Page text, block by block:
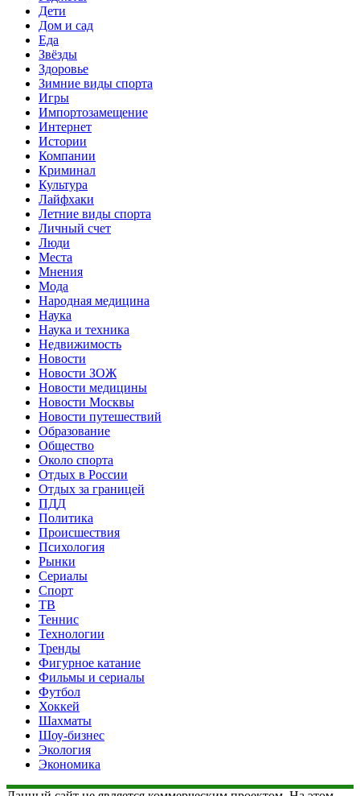
Дети
Дом и сад
Еда
Звёзды
Здоровье
Зимние виды спорта
Игры
Импортозамещение
Интернет
Истории
Компании
Криминал
Культура
Лайфхаки
Летние виды спорта
Личный счет
Люди
Места
Мнения
Мода
Народная медицина
Наука
Наука и техника
Недвижимость
Новости
Новости ЗОЖ
Новости медицины
Новости Москвы
Новости путешествий
Образование
Общество
Около спорта
Отдых в России
Отдых за границей
ПДД
Политика
Происшествия
Психология
Рынки
Сериалы
Спорт
ТВ
Теннис
Технологии
Тренды
Фигурное катание
Фильмы и сериалы
Футбол
Хоккей
Шахматы
Шоу-бизнес
Экология
Экономика